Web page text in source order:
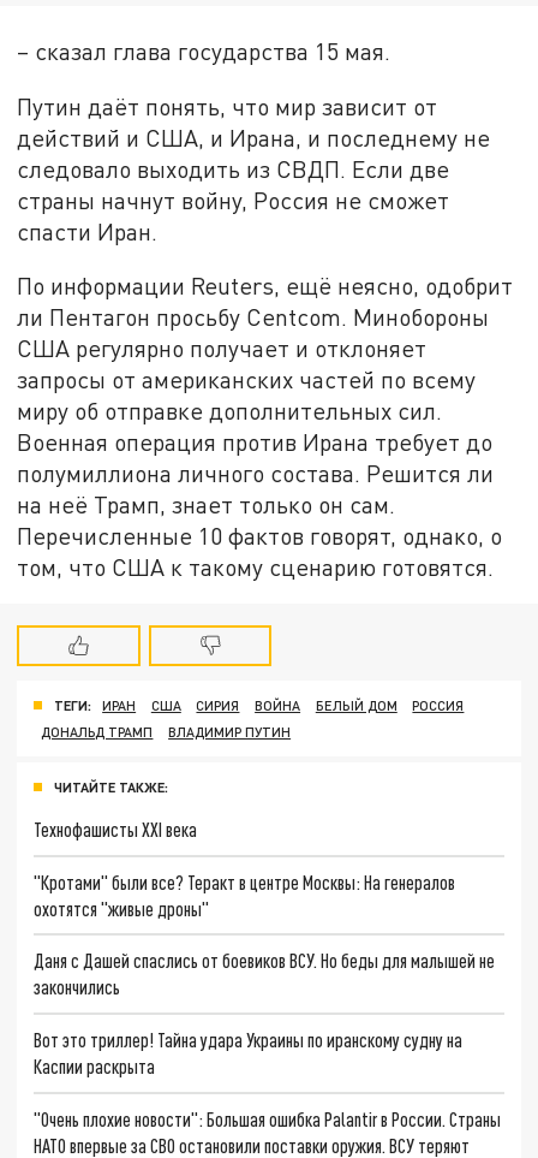
– сказал глава государства 15 мая.
Путин даёт понять, что мир зависит от
действий и США, и Ирана, и последнему не
следовало выходить из СВДП. Если две
страны начнут войну, Россия не сможет
спасти Иран.
По информации Reuters, ещё неясно, одобрит
ли Пентагон просьбу Centcom. Минобороны
США регулярно получает и отклоняет
запросы от американских частей по всему
миру об отправке дополнительных сил.
Военная операция против Ирана требует до
полумиллиона личного состава. Решится ли
на неё Трамп, знает только он сам.
Перечисленные 10 фактов говорят, однако, о
том, что США к такому сценарию готовятся.
ТЕГИ: ИРАН США СИРИЯ ВОЙНА БЕЛЫЙ ДОМ
РОССИЯ
ДОНАЛЬД ТРАМП
ВЛАДИМИР ПУТИН
ЧИТАЙТЕ ТАКЖЕ:
Технофашисты XXI века
"Кротами" были все? Теракт в центре Москвы: На генералов
охотятся "живые дроны"
Даня с Дашей спаслись от боевиков ВСУ. Но беды для малышей не
закончились
Вот это триллер! Тайна удара Украины по иранскому судну на
Каспии раскрыта
"Очень плохие новости": Большая ошибка Palantir в России. Страны
НАТО впервые за СВО остановили поставки оружия. ВСУ теряют